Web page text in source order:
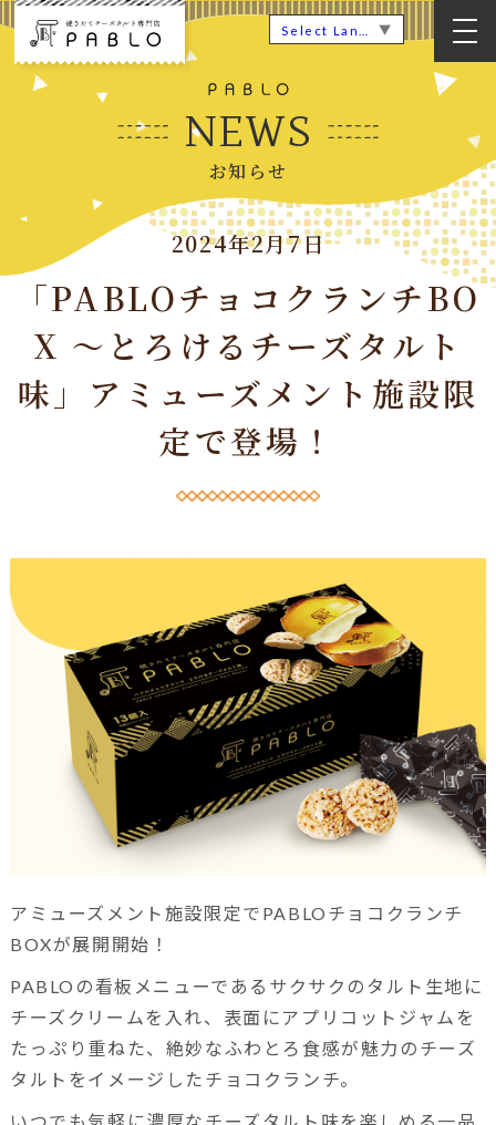
▼
NEWS
お知らせ
2024年2月7日
「PABLOチョコクランチBO
X 〜とろけるチーズタルト
味」アミューズメント施設限
定で登場！
アミューズメント施設限定でPABLOチョコクランチ
BOXが展開開始！
PABLOの看板メニューであるサクサクのタルト生地に
チーズクリームを入れ、表面にアプリコットジャムを
たっぷり重ねた、絶妙なふわとろ食感が魅力のチーズ
タルトをイメージしたチョコクランチ。
いつでも気軽に濃厚なチーズタルト味を楽しめる一品